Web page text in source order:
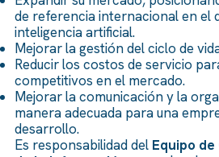
de referencia internacional en el
inteligencia artificial.
Mejorar la gestión del ciclo de
Reducir los costos de servicio
competitivos en el mercado.
Mejorar la comunicación y la
manera adecuada para una
desarrollo.
Es responsabilidad del Equipo